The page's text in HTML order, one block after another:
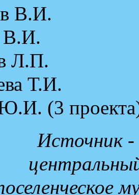
В.И.
В.И.
Л.П.
Т.И.
(3
Источник